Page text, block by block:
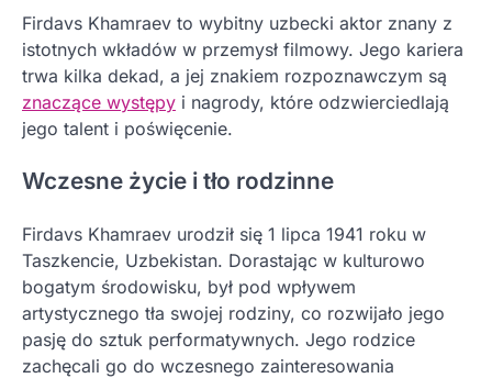
Firdavs Khamraev to wybitny uzbecki aktor znany z
istotnych wkładów w przemysł filmowy. Jego kariera
trwa kilka dekad, a jej znakiem rozpoznawczym są
znaczące występy i nagrody, które odzwierciedlają
jego talent i poświęcenie.
Wczesne życie i tło rodzinne
Firdavs Khamraev urodził się 1 lipca 1941 roku w
Taszkencie, Uzbekistan. Dorastając w kulturowo
bogatym środowisku, był pod wpływem
artystycznego tła swojej rodziny, co rozwijało jego
pasję do sztuk performatywnych. Jego rodzice
zachęcali go do wczesnego zainteresowania